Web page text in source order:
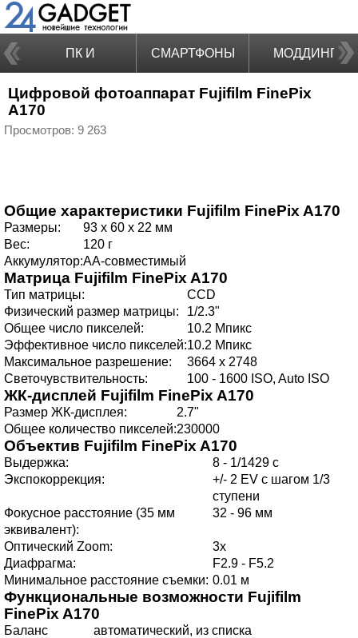
ПК И
НОУТБУКИ
СМАРТФОНЫ МОДДИНГ
Цифровой фотоаппарат Fujifilm FinePix
A170
Просмотров: 9 263
Общие характеристики Fujifilm FinePix A170
Размеры:
93 x 60 x 22 мм
Вес:
120 г
Аккумулятор:AA-совмеcтимый
Матрица Fujifilm FinePix A170
Тип матрицы:
СCD
Физический размер матрицы:
1/2.3"
Общее число пикселей:
10.2 Мпикс
Эффективное число пикселей:10.2 Мпикс
Максимальное разрешение:
3664 x 2748
Светочувствительность:
100 - 1600 ISO, Auto ISO
ЖК-дисплей Fujifilm FinePix A170
Размер ЖК-дисплея:
2.7"
Общее количество пикселей:230000
Объектив Fujifilm FinePix A170
Выдержка:
8 - 1/1429 с
Экспокоррекция:
+/- 2 EV с шагом 1/3
ступени
Фокусное расстояние (35 мм
эквивалент):
32 - 96 мм
Оптический Zoom:
3x
Диафрагма:
F2.9 - F5.2
Минимальное расстояние съемки: 0.01 м
Функциональные возможности Fujifilm
FinePix A170
Баланс
автоматический, из списка